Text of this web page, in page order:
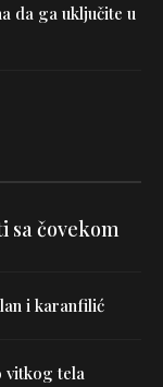
da ga uključite u
sa čovekom
i karanfilić
vitkog tela